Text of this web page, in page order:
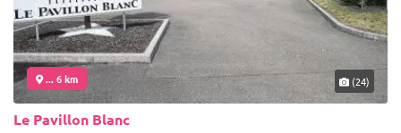
... 6 km (24)
Le Pavillon Blanc